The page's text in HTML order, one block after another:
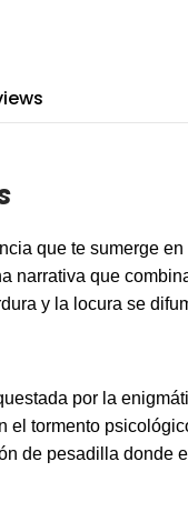
que te sumerge
que
y la locura se
por la
el tormento
de pesadilla donde